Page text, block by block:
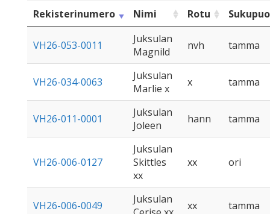
Rekisterinumero
Nimi Rotu
VH26-053-0011
Juksulan
Magnild
nvh tamma
VH26-034-0063
Juksulan
Marlie x
x tamma
VH26-011-0001
Juksulan
Joleen
hann tamma
VH26-006-0127
Juksulan
Skittles
xx
xx ori
VH26-006-0049
Juksulan
xx tamma